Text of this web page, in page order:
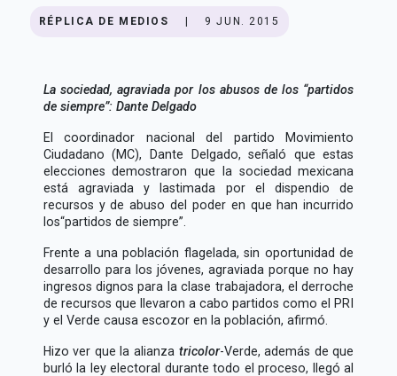
RÉPLICA DE MEDIOS 9 JUN. 2015
La sociedad, agraviada por los abusos de los
partidos
de siempre : Dante Delgado
El coordinador nacional del partido Movimiento
Ciudadano (MC), Dante Delgado, señaló que estas
elecciones demostraron que la sociedad mexicana
está agraviada y lastimada por el dispendio de
recursos y de abuso del poder en que han incurrido
los partidos de siempre
Frente a una población flagelada, sin oportunidad de
desarrollo para los jóvenes, agraviada porque no hay
ingresos dignos para la clase trabajadora, el derroche
de recursos que llevaron a cabo partidos como el PRI
y el Verde causa escozor en la población, afirmó.
Hizo ver que la alianza tricolor-Verde, además de que
burló la ley electoral durante todo el proceso, llegó al